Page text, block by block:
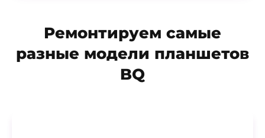
Ремонтируем самые
разные модели планшетов
BQ